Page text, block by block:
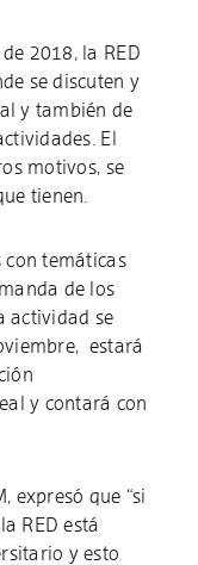
2018, la RED
se discuten y
y también de
El
motivos, se
tienen.
con temáticas
de los
actividad se
estará
y contará con
expresó que “si
RED está
y esto